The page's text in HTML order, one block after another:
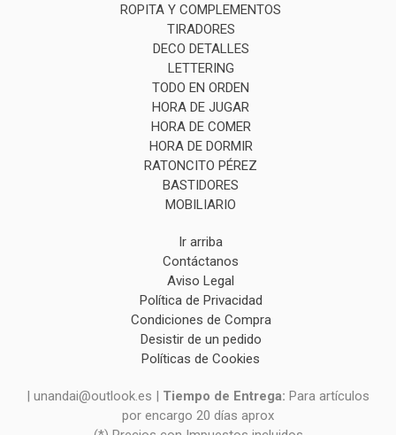
ROPITA Y COMPLEMENTOS
TIRADORES
DECO DETALLES
LETTERING
TODO EN ORDEN
HORA DE JUGAR
HORA DE COMER
HORA DE DORMIR
RATONCITO PÉREZ
BASTIDORES
MOBILIARIO
Ir arriba
Contáctanos
Aviso Legal
Política de Privacidad
Condiciones de Compra
Desistir de un pedido
Políticas de Cookies
| unandai@outlook.es | Tiempo de Entrega: Para artículos
por encargo 20 días aprox